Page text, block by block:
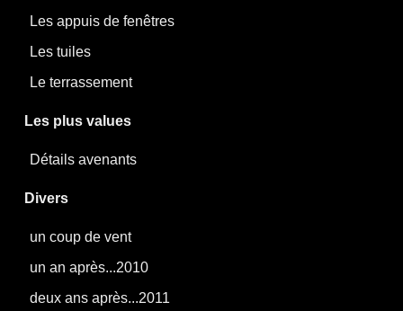
Les appuis de fenêtres
Les tuiles
Le terrassement
Les plus values
Détails avenants
Divers
un coup de vent
un an après...2010
deux ans après...2011